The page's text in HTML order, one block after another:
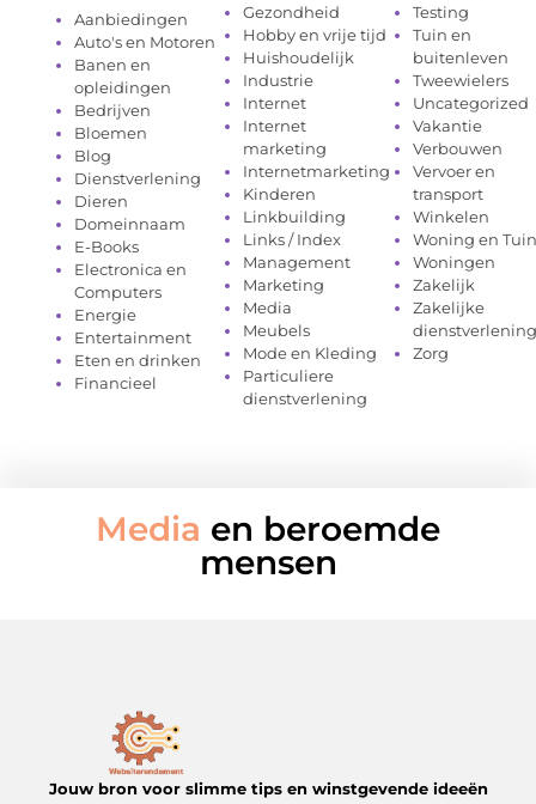
Aanbiedingen
Auto's en Motoren
Banen en
opleidingen
Bedrijven
Bloemen
Blog
Dienstverlening
Dieren
Domeinnaam
E-Books
Electronica en
Computers
Energie
Entertainment
Eten en drinken
Financieel
Gezondheid
Hobby en vrije tijd
Huishoudelijk
Industrie
Internet
Internet
marketing
Internetmarketing
Kinderen
Linkbuilding
Links / Index
Management
Marketing
Media
Meubels
Mode en Kleding
Particuliere
dienstverlening
Testing
Tuin en
buitenleven
Tweewielers
Uncategorized
Vakantie
Verbouwen
Vervoer en
transport
Winkelen
Woning en Tuin
Woningen
Zakelijk
Zakelijke
dienstverlening
Zorg
Media en beroemde
mensen
Jouw bron voor slimme tips en winstgevende ideeën